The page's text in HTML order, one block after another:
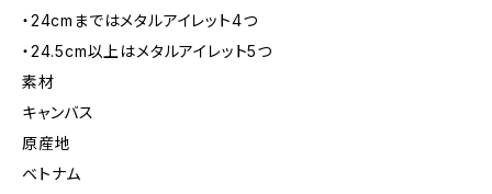
・24cmまではメタルアイレット4つ
・24.5cm以上はメタルアイレット5つ
素材
キャンバス
原産地
ベトナム